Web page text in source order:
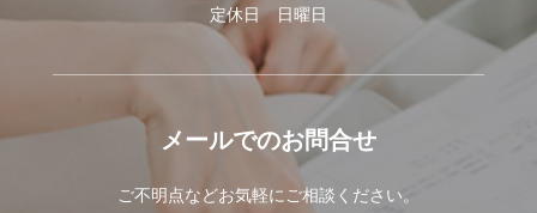
定休日 日曜日
メールでのお問合せ
ご不明点などお気軽にご相談ください。